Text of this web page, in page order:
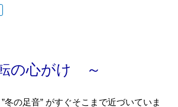
の心がけ ～
冬の足音” がすぐそこまで近づいていま